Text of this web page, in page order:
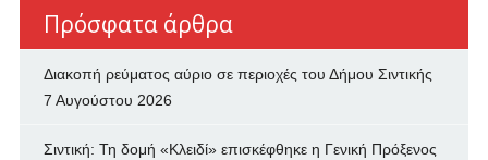
Πρόσφατα άρθρα
Διακοπή ρεύματος αύριο σε περιοχές του Δήμου Σιντικής
7 Αυγούστου 2026
Σιντική: Τη δομή «Κλειδί» επισκέφθηκε η Γενική Πρόξενος